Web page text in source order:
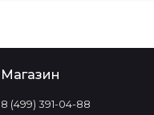
Магазин
8 (499) 391-04-88